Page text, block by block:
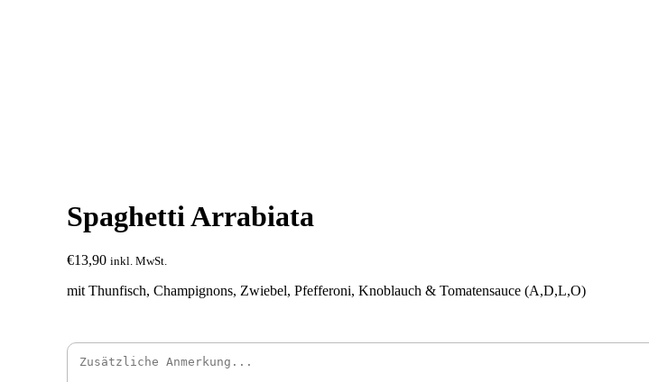
Spaghetti Arrabiata
€13,90 inkl. MwSt.
mit Thunfisch, Champignons, Zwiebel, Pfefferoni, Knoblauch & Tomatensauce (A,D,L,O)